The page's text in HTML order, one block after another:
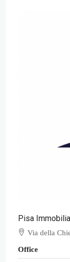
Pisa
Via della
Office